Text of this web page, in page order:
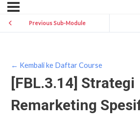
Previous Sub-Module
← Kembali ke Daftar Course
[FBL.3.14] Strategi
Remarketing